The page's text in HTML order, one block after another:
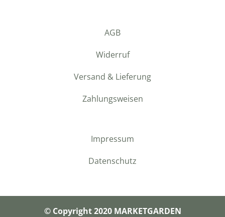
AGB
Widerruf
Versand & Lieferung
Zahlungsweisen
Impressum
Datenschutz
© Copyright 2020 MARKETGARDEN